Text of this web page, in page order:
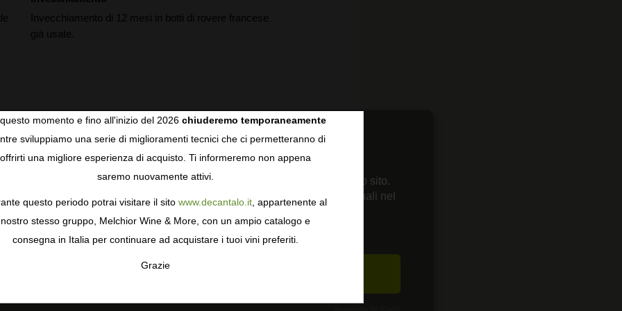
Invecchiamento di 12 mesi in botti di rovere francese
già usate.
RECENSIONI DEGLI UTENTI
COOKIES
come i cookie per personalizzare e mejorar la tua esperienza sul nostro sito.
sulla privacy
per saperne di più, o gestisci le tue preferenze personali nel
Consenso.
momento e fino all'inizio del 2026 chiuderemo temporaneamente
sviluppiamo una serie di miglioramenti tecnici che ci permetteranno di
offrirti una migliore esperienza di acquisto. Ti informeremo non appena
saremo nuovamente attivi.
questo periodo potrai visitare il sito www.decantalo.it, appartenente al
nostro stesso gruppo, Melchior Wine & More, con un ampio catalogo e
consegna in Italia per continuare ad acquistare i tuoi vini preferiti.
Grazie